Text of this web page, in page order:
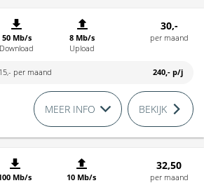
50 Mb/s
Download
8 Mb/s
Upload
30,-
per maand
15,- per maand 240,- p/j
MEER INFO BEKIJK
Mb/s
10 Mb/s
32,50
per maand